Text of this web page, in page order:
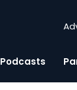
Podcasts